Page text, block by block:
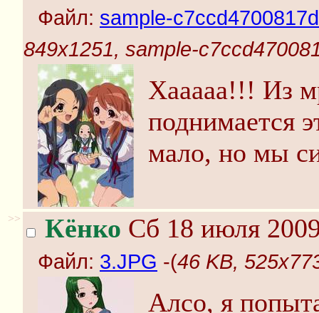
Файл: sample-
849x1251, sample-
Хааааа!!! Из
поднимается
мало, но мы
>> Кёнко Сб 18 июля
Файл: 3.JPG -(46 KB,
Алсо, я